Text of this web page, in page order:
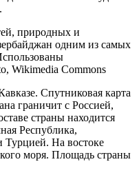
природных и
одним из самых
Wikimedia Commons
Спутниковая карта
граничит с Россией,
страны находится
Республика,
На востоке
моря. Площадь страны